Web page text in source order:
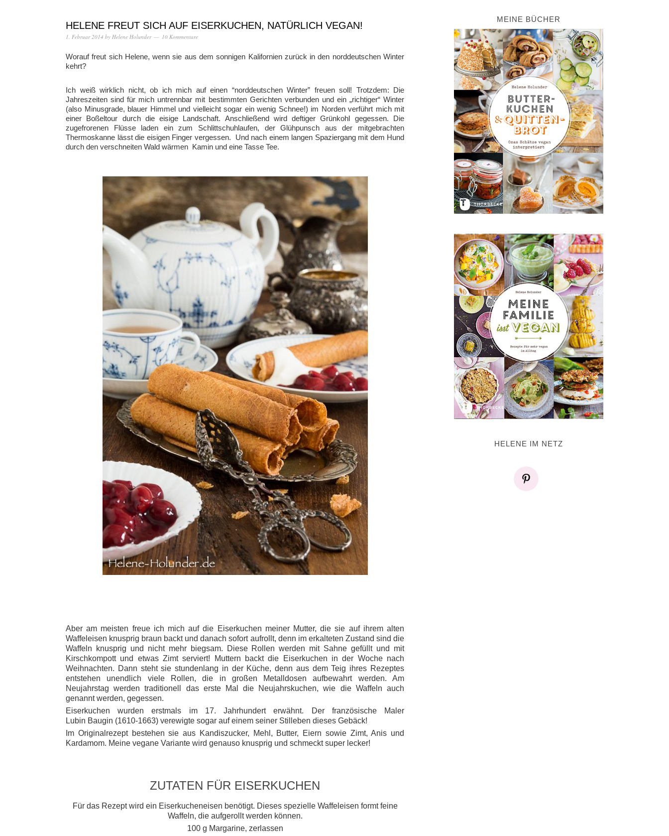
HELENE FREUT SICH AUF EISERKUCHEN, NATÜRLICH VEGAN!
1. Februar 2014 by Helene Holunder 10 Kommentare
Worauf freut sich Helene, wenn sie aus dem sonnigen Kalifornien zurück in den norddeutschen Winter
kehrt?
Ich weiß wirklich nicht, ob ich mich auf einen “norddeutschen Winter” freuen soll! Trotzdem: Die
Jahreszeiten sind für mich untrennbar mit bestimmten Gerichten verbunden und ein „richtiger“ Winter
(also Minusgrade, blauer Himmel und vielleicht sogar ein wenig Schnee!) im Norden verführt mich mit
einer Boßeltour durch die eisige Landschaft. Anschließend wird deftiger Grünkohl gegessen. Die
zugefrorenen Flüsse laden ein zum Schlittschuhlaufen, der Glühpunsch aus der mitgebrachten
Thermoskanne lässt die eisigen Finger vergessen. Und nach einem langen Spaziergang mit dem Hund
durch den verschneiten Wald wärmen Kamin und eine Tasse Tee.
Aber am meisten freue ich mich auf die Eiserkuchen meiner Mutter, die sie auf ihrem alten
Waffeleisen knusprig braun backt und danach sofort aufrollt, denn im erkalteten Zustand sind die
Waffeln knusprig und nicht mehr biegsam. Diese Rollen werden mit Sahne gefüllt und mit
Kirschkompott und etwas Zimt serviert! Muttern backt die Eiserkuchen in der Woche nach
Weihnachten. Dann steht sie stundenlang in der Küche, denn aus dem Teig ihres Rezeptes
entstehen unendlich viele Rollen, die in großen Metalldosen aufbewahrt werden. Am
Neujahrstag werden traditionell das erste Mal die Neujahrskuchen, wie die Waffeln auch
genannt werden, gegessen.
Eiserkuchen wurden erstmals im 17. Jahrhundert erwähnt. Der französische Maler
Lubin Baugin (1610-1663) verewigte sogar auf einem seiner Stilleben dieses Gebäck!
Im Originalrezept bestehen sie aus Kandiszucker, Mehl, Butter, Eiern sowie Zimt, Anis und
Kardamom. Meine vegane Variante wird genauso knusprig und schmeckt super lecker!
ZUTATEN FÜR EISERKUCHEN
Für das Rezept wird ein Eiserkucheneisen benötigt. Dieses spezielle Waffeleisen formt feine
Waffeln, die aufgerollt werden können.
100 g Margarine, zerlassen
MEINE BÜCHER
HELENE IM NETZ